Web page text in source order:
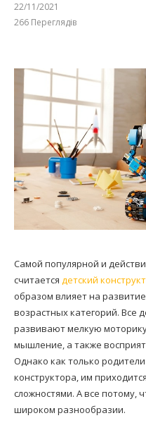
22/11/2021
266 Переглядів
Самой популярной и
считается детский
образом влияет на
возрастных категорий. Все
развивают мелкую
мышление, а также
Однако как только
конструктора, им
сложностями. А все потому,
широком разнообразии.